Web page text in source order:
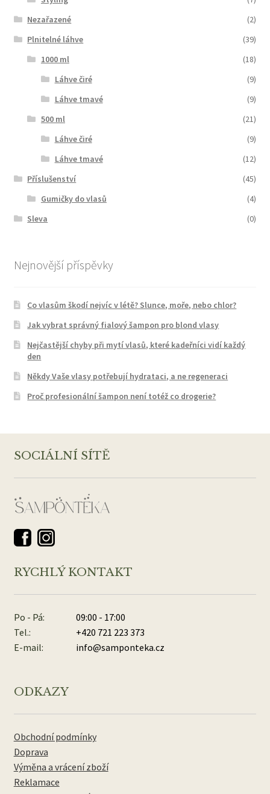
Nezařazené
(2)
Plnitelné láhve
(39)
1000 ml
(18)
Láhve čiré
(9)
Láhve tmavé
(9)
500 ml
(21)
Láhve čiré
(9)
Láhve tmavé
(12)
Příslušenství
(45)
Gumičky do vlasů
(4)
Sleva
(0)
Nejnovější příspěvky
Co vlasům škodí nejvíc v létě? Slunce, moře, nebo chlor?
Jak vybrat správný fialový šampon pro blond vlasy
Nejčastější chyby při mytí vlasů, které kadeřníci vidí každý
den
Někdy Vaše vlasy potřebují hydrataci, a ne regeneraci
Proč profesionální šampon není totéž co drogerie?
SOCIÁLNÍ SÍTĚ
RYCHLÝ KONTAKT
Po - Pá:
09:00 - 17:00
Tel.:
+420 721 223 373
E-mail:
info@samponteka.cz
ODKAZY
Obchodní podmínky
Doprava
Výměna a vrácení zboží
Reklamace